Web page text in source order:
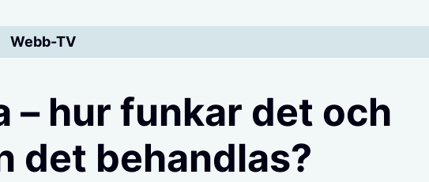
Webb-TV
– hur funkar det och
det behandlas?